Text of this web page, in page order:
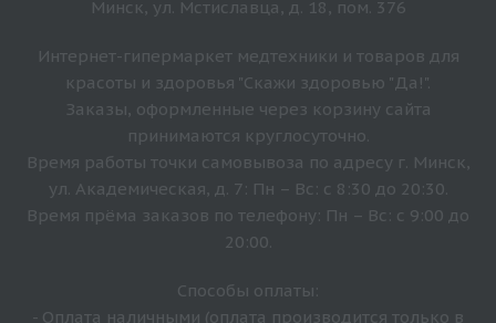
Минск, ул. Мстиславца, д. 18, пом. 376
Интернет-гипермаркет медтехники и товаров для
красоты и здоровья "Скажи здоровью "Да!".
Заказы, оформленные через корзину сайта
принимаются круглосуточно.
Время работы точки самовывоза по адресу г. Минск,
ул. Академическая, д. 7: Пн – Вс: с 8:30 до 20:30.
Время прёма заказов по телефону: Пн – Вс: с 9:00 до
20:00.
Способы оплаты:
- Оплата наличными (оплата производится только в